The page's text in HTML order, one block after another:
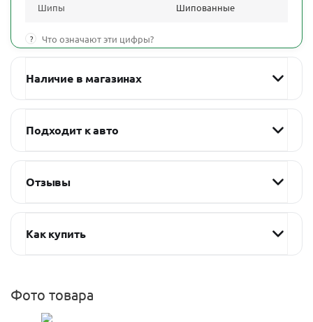
Шипы Шипованные
? Что означают эти цифры?
Наличие в магазинах
Подходит к авто
Отзывы
Как купить
Фото товара